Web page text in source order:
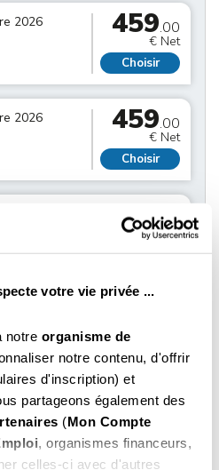
votre vie privée ...
notre organisme de
notre contenu, d'offrir
d'inscription) et
partageons également des
(Mon Compte
, organismes financeurs,
celles-ci avec d'autres
2026
459.00
€ Net
Choisir
2026
459.00
€ Net
Choisir
459.00
€ Net
Choisir
Choisir
2026
459 .00
€ Net
Choisir